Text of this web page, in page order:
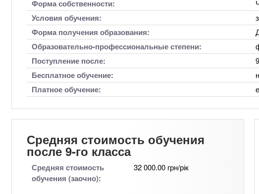
Форма собственности:
Условия обучения:
Форма получения образования:
Образовательно-профессиональные степени:
Поступление после:
Бесплатное обучение:
Платное обучение:
Средняя стоимость обучения
после 9-го класса
Средняя стоимость
обучения (заочно):
32 000.00 грн/рік